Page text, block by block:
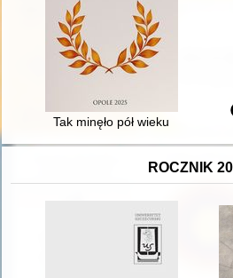
Tak minęło pół wieku
ROCZNIK